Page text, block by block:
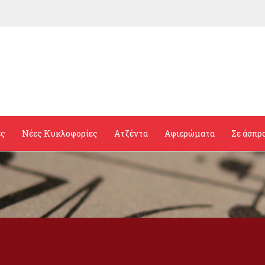
Νέες Κυκλοφορίες Ατζέντα Αφιερώματα Σε